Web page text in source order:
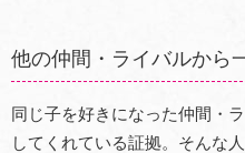
他の仲間・ライバルから
同じ子を好きになった仲間・
してくれている証拠。そんな